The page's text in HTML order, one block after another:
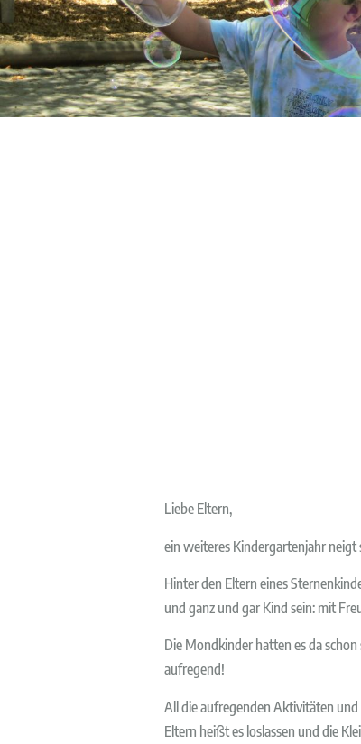
Liebe Eltern,
ein weiteres Kindergartenjahr neigt
Hinter den Eltern eines
und ganz und gar Kind sein: mit
Die Mondkinder hatten es da
aufregend!
All die aufregenden Aktivitäten und
Eltern heißt es loslassen und die